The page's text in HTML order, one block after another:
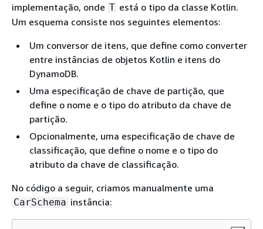
implementação, onde T está o tipo da classe Kotlin.
Um esquema consiste nos seguintes elementos:
Um conversor de itens, que define como converter
entre instâncias de objetos Kotlin e itens do
DynamoDB.
Uma especificação de chave de partição, que
define o nome e o tipo do atributo da chave de
partição.
Opcionalmente, uma especificação de chave de
classificação, que define o nome e o tipo do
atributo da chave de classificação.
No código a seguir, criamos manualmente uma
CarSchema instância: